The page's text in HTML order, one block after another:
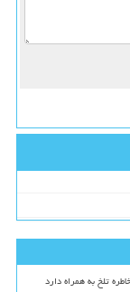
تلخ به همراه دارد